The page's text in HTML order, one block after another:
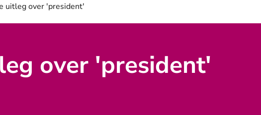
uitleg over 'president'
over 'president'